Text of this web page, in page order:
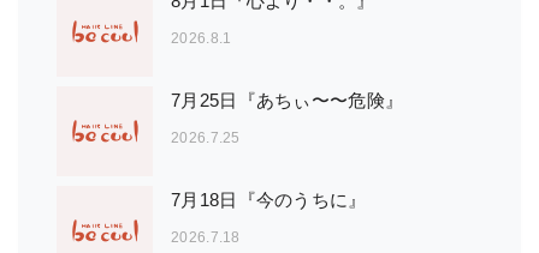
2026.8.1
7月25日『あちぃ〜〜危険』
2026.7.25
7月18日『今のうちに』
2026.7.18